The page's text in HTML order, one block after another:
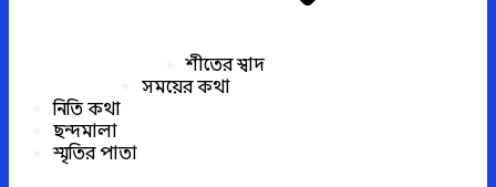
শীতের স্বাদ
সময়ের কথা
নিতি কথা
ছন্দমালা
স্মৃতির পাতা